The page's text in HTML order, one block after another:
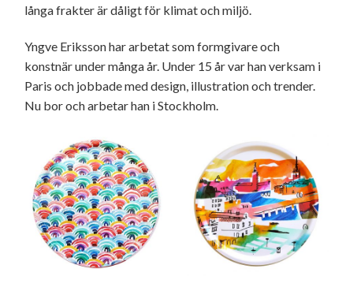
långa frakter är dåligt för klimat och miljö.
Yngve Eriksson har arbetat som formgivare och
konstnär under många år. Under 15 år var han verksam i
Paris och jobbade med design, illustration och trender.
Nu bor och arbetar han i Stockholm.